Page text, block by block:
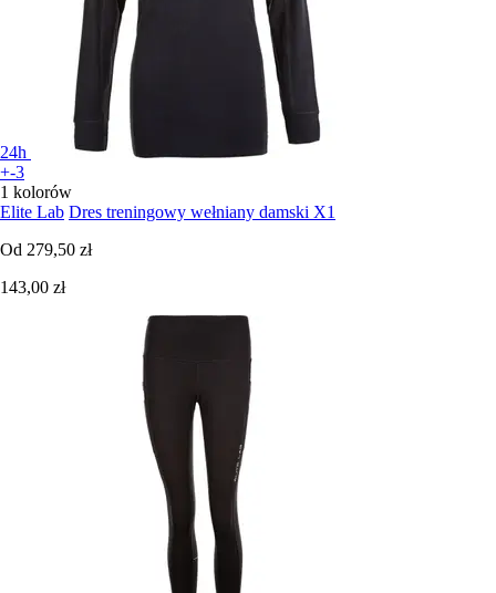
24h
+-3
1 kolorów
Elite Lab Dres treningowy wełniany damski X1
Od 279,50 zł
143,00 zł